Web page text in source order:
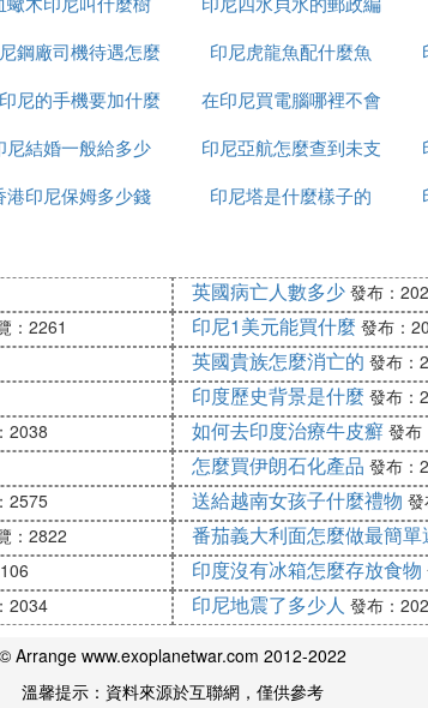
行政方面由北馬魯古省南哈馬黑拉縣管轄
活用品，說是集市，其實就是一個小村莊
黑曜石那些礦石分別有什麼作用
進人際關系。
治失眠，可開發智慧，加強記憶力，增進
晶，可以幫助人在思考上達到精神集中，
情、友情、親情及上司與下屬關第上有神
小墜子。一般有酒紅色、橙色和罕見的
招來幸福和永恆的愛情，增加自信，對抗
搭配 , 有一種神秘的氣質 , 但與水晶一樣
蒙分泌都有一定的刺激作用 , 有益生殖系
碼是多少
鋼廠司機待遇怎麼
樣
印尼虎龍魚配什麼魚
尼的手機要加什麼
在印尼買電腦哪裡不會
受騙
尼結婚一般給多少
印尼亞航怎麼查到未支
付訂單
港印尼保姆多少錢 印尼塔是什麼樣子的
英國病亡人數多少 發布：
：2261 印尼1美元能買什麼 發布：
英國貴族怎麼消亡的 發布：
印度歷史背景是什麼 發布：
2038 如何去印度治療牛皮癬 發布
怎麼買伊朗石化產品 發布：
2575 送給越南女孩子什麼禮物
：2822 番茄義大利面怎麼做最簡單
印度沒有冰箱怎麼存放食物
2034 印尼地震了多少人 發布：
© Arrange www.exoplanetwar.com 2012-2022
溫馨提示：資料來源於互聯網，僅供參考